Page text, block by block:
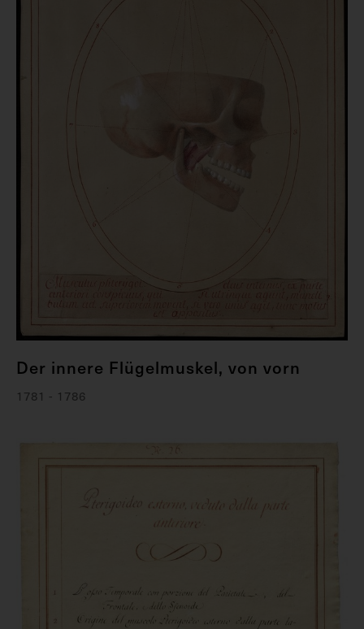
Der innere Flügelmuskel, von vorn
1781 - 1786